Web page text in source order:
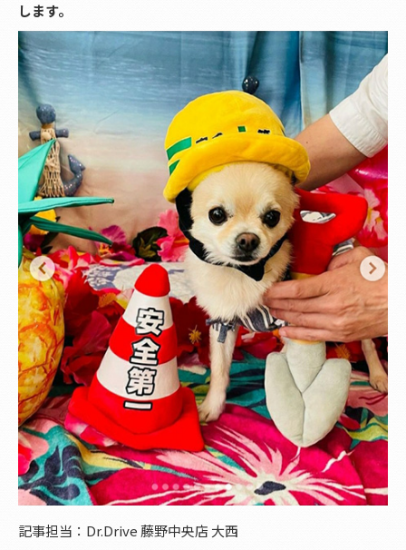
します。
記事担当：Dr.Drive 藤野中央店 大西